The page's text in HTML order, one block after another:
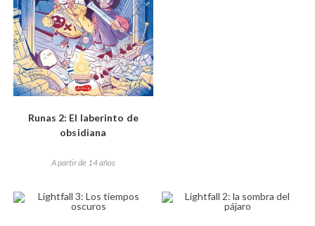
Runas 2: El laberinto de
obsidiana
A partir de 14 años